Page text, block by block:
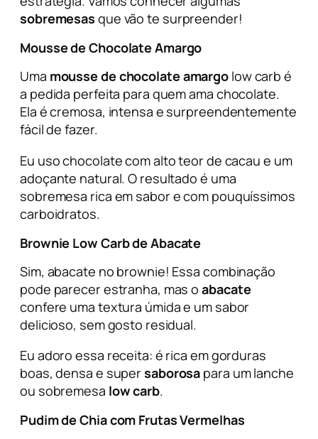
sobremesas que vão te surpreender!
Mousse de Chocolate Amargo
Uma mousse de chocolate amargo low carb é
a pedida perfeita para quem ama chocolate.
Ela é cremosa, intensa e surpreendentemente
fácil de fazer.
Eu uso chocolate com alto teor de cacau e um
adoçante natural. O resultado é uma
sobremesa rica em sabor e com pouquíssimos
carboidratos.
Brownie Low Carb de Abacate
Sim, abacate no brownie! Essa combinação
pode parecer estranha, mas oabacate
confere uma textura úmida e um sabor
delicioso, sem gosto residual.
Eu adoro essa receita: é rica em gorduras
boas, densa e super saborosa para um lanche
ou sobremesa low carb.
Pudim de Chia com Frutas Vermelhas